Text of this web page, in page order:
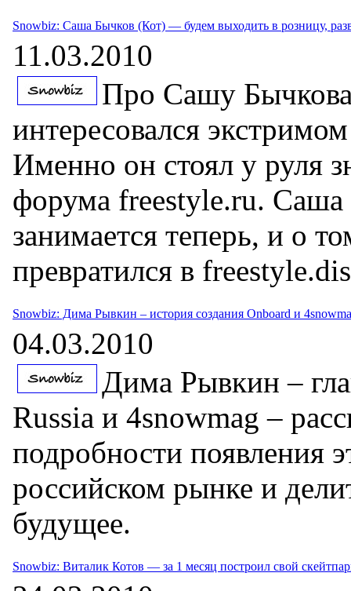
Snowbiz: Саша Бычков (Кот) — будем выходить в розницу,
11.03.2010
Про Сашу
интересовался
Именно он стоял у руля
форума freestyle.ru. Саша
занимается теперь, и о
превратился в
Snowbiz: Дима Рывкин – история создания Onboard и
04.03.2010
Дима Рывкин –
Russia и 4snowmag –
подробности появления
российском рынке и
будущее.
Snowbiz: Виталик Котов — за 1 месяц построил свой